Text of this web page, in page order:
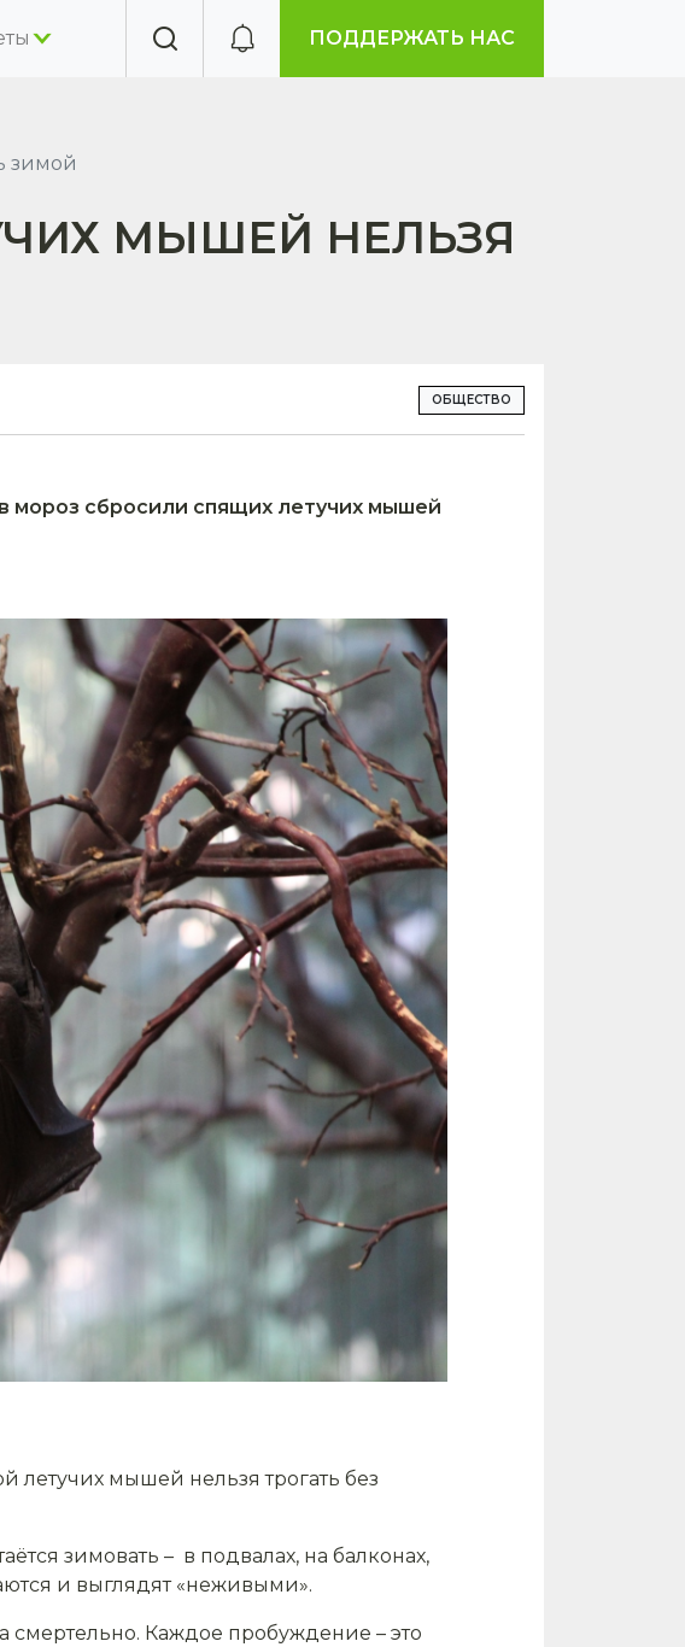
ПОДДЕРЖАТЬ НАС
зимой
МЫШЕЙ НЕЛЬЗЯ
ОБЩЕСТВО
мороз сбросили спящих летучих мышей
летучих мышей нельзя трогать без
зимовать – в подвалах, на балконах,
и выглядят «неживыми».
смертельно. Каждое пробуждение – это